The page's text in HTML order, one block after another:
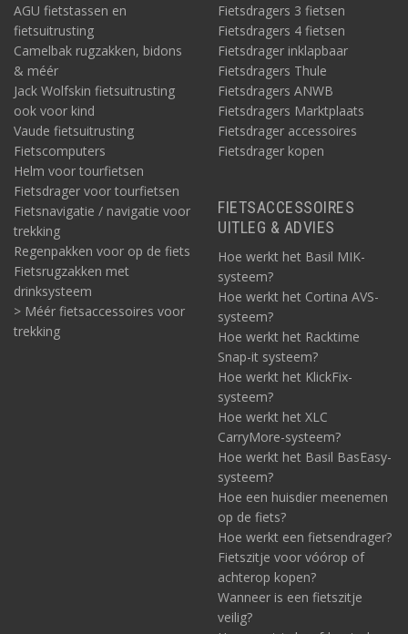
AGU fietstassen en
fietsuitrusting
Camelbak rugzakken, bidons
& méér
Jack Wolfskin fietsuitrusting
ook voor kind
Vaude fietsuitrusting
Fietscomputers
Helm voor tourfietsen
Fietsdrager voor tourfietsen
Fietsnavigatie / navigatie voor
trekking
Regenpakken voor op de fiets
Fietsrugzakken met
drinksysteem
> Méér fietsaccessoires voor
trekking
Fietsdragers 3 fietsen
Fietsdragers 4 fietsen
Fietsdrager inklapbaar
Fietsdragers Thule
Fietsdragers ANWB
Fietsdragers Marktplaats
Fietsdrager accessoires
Fietsdrager kopen
FIETSACCESSOIRES
UITLEG & ADVIES
Hoe werkt het Basil MIK-
systeem?
Hoe werkt het Cortina AVS-
systeem?
Hoe werkt het Racktime
Snap-it systeem?
Hoe werkt het KlickFix-
systeem?
Hoe werkt het XLC
CarryMore-systeem?
Hoe werkt het Basil BasEasy-
systeem?
Hoe een huisdier meenemen
op de fiets?
Hoe werkt een fietsendrager?
Fietszitje voor vóórop of
achterop kopen?
Wanneer is een fietszitje
veilig?